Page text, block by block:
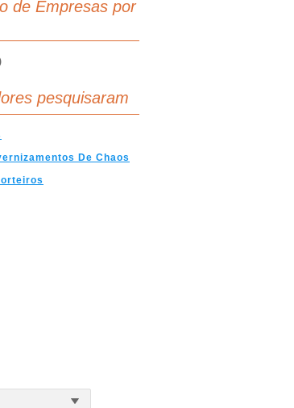
de Empresas por
pesquisaram
De Chaos